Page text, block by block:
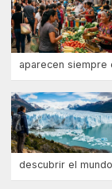
aparecen siempre
descubrir el